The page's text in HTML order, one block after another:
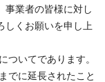
事業者の皆様に対し
しくお願いを申し上
いてであります。
でに延長されたこと